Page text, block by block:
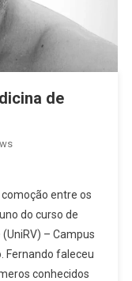
de
entre os
do curso de
– Campus
Fernando faleceu
conhecidos